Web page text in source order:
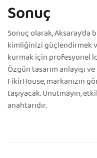
Sonuç
Sonuç olarak, Aksaray’da
kimliğinizi güçlendirmek
kurmak için profesyonel
Özgün tasarım anlayışı
FikirHouse, markanızın
taşıyacak. Unutmayın,
anahtarıdır.